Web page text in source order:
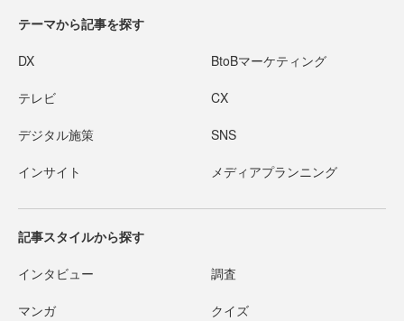
テーマから記事を探す
DX BtoBマーケティング
テレビ CX
デジタル施策 SNS
インサイト メディアプランニング
記事スタイルから探す
インタビュー 調査
マンガ クイズ